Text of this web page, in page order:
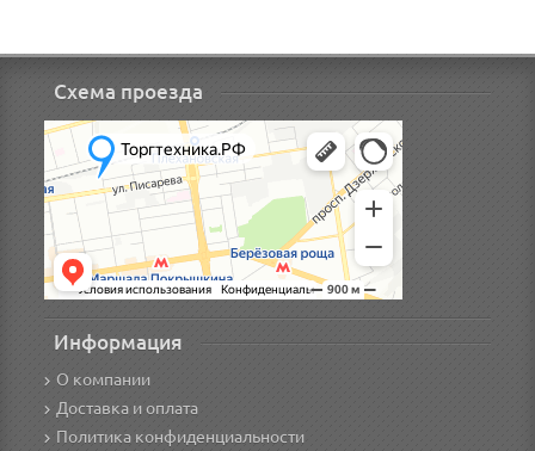
Схема проезда
Информация
О компании
Доставка и оплата
Политика конфиденциальности